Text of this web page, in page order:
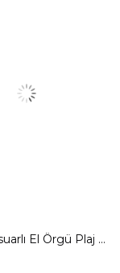
Deri Aksesuarlı El Örgü Plaj Günlük Çanta